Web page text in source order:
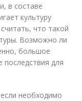
в составе
культуру
что такой
Возможно ли
большое
последствия для
необходимо